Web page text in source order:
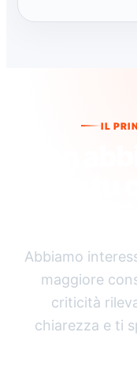
IL
Abbiamo
maggiore
criticità
chiarezza e ti